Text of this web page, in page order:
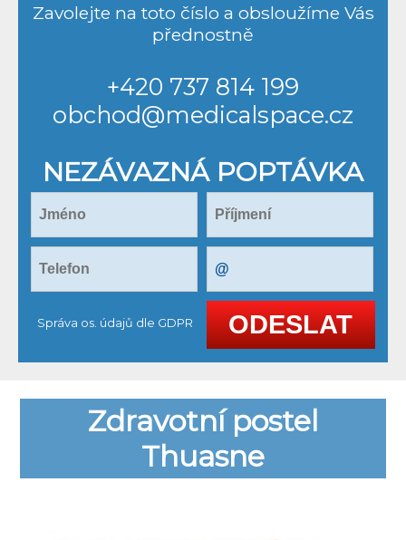
Zavolejte na toto číslo a obsloužíme Vás
přednostně
+420 737 814 199
obchod@medicalspace.cz
NEZÁVAZNÁ POPTÁVKA
Správa os. údajů dle GDPR
Zdravotní postel
Thuasne